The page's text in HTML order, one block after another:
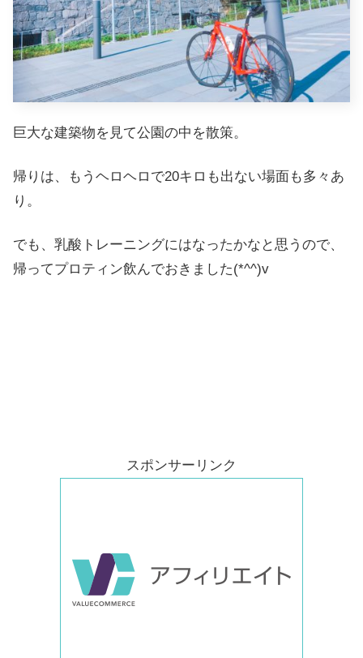
巨大な建築物を見て公園の中を散策。
帰りは、もうヘロヘロで20キロも出ない場面も多々あ
り。
でも、乳酸トレーニングにはなったかなと思うので、
帰ってプロティン飲んでおきました(*^^)v
スポンサーリンク